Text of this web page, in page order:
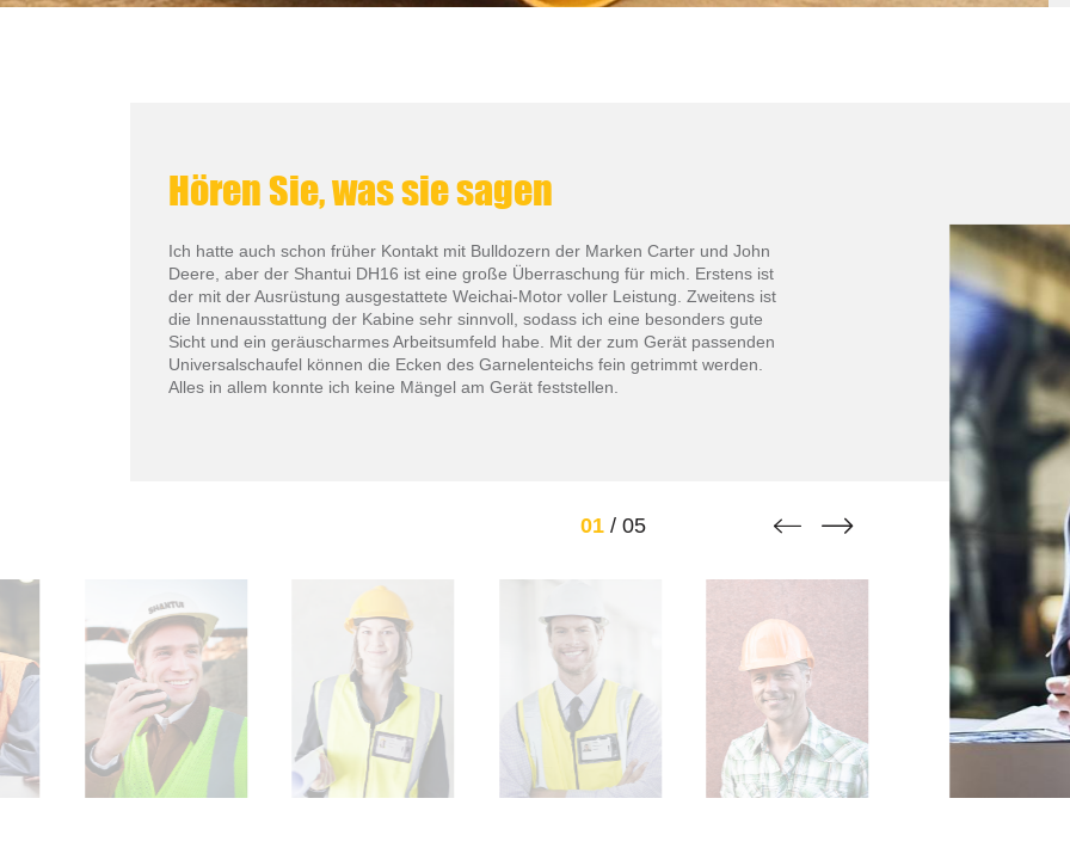
Hören Sie, was sie sagen
Ich hatte auch schon früher Kontakt mit Bulldozern der Marken Carter und John
Deere, aber der Shantui DH16 ist eine große Überraschung für mich. Erstens ist
der mit der Ausrüstung ausgestattete Weichai-Motor voller Leistung. Zweitens ist
die Innenausstattung der Kabine sehr sinnvoll, sodass ich eine besonders gute
Sicht und ein geräuscharmes Arbeitsumfeld habe. Mit der zum Gerät passenden
Universalschaufel können die Ecken des Garnelenteichs fein getrimmt werden.
Alles in allem konnte ich keine Mängel am Gerät feststellen.
01 /05  